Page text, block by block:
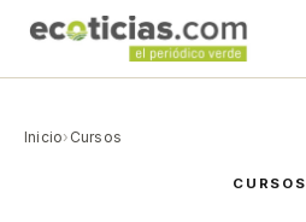
Inicio› Cursos
CURSOS